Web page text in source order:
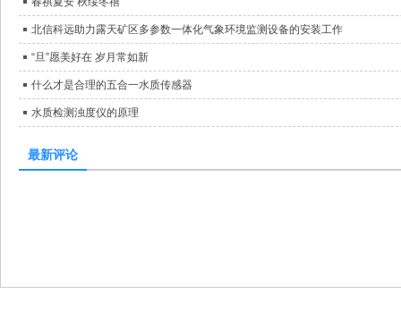
北信科远助力露天矿区多参数一体化气象环境监测设备的安装工作
“旦”愿美好在 岁月常如新
什么才是合理的五合一水质传感器
水质检测浊度仪的原理
最新评论